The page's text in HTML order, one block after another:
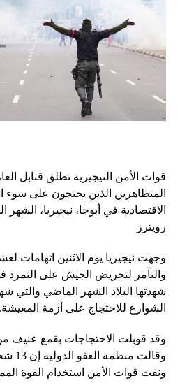
قوات الأمن النيجيرية تطلق قنابل
المتظاهرين الذين يحتجون على سوء
الاقتصادية في أبوجا، نيجيريا،
رويترز
وجهت نيجيريا يوم الاثنين اتهامات
والتآمر لتحريض الجيش على التمرد
شهدتها البلاد الشهر الماضي والتي
الشوارع للاحتجاج على أزمة المعيشة.
وقد قوبلت الاحتجاجات بقمع عنيف
ونفت قوات الأمن استخدام القوة